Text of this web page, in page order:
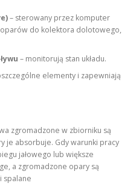
– sterowany przez komputer
do kolektora dolotowego,
– monitorują stan układu.
elementy i zapewniają
zgromadzone w zbiorniku są
je absorbuje. Gdy warunki pracy
jałowego lub większe
a zgromadzone opary są
spalane